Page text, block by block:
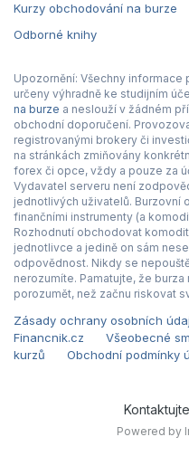
Kurzy obchodování na burze
Odborné knihy
Upozornění: Všechny informace
určeny výhradně ke studijním
na burze a neslouží v žádném
obchodní doporučení.
registrovanými brokery či
na stránkách zmiňovány
forex či opce, vždy a pouze za
Vydavatel serveru není
jednotlivých uživatelů. Burzovní
finančními instrumenty (a
Rozhodnutí obchodovat
jednotlivce a jedině on sám
odpovědnost. Nikdy se
nerozumíte. Pamatujte, že
porozumět, než začnu riskovat
Zásady ochrany osobních
Financnik.cz
Všeobecné
kurzů
Obchodní podmínky
Powered by